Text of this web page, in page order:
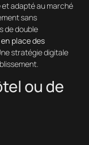
et adapté au marché
sans
de double
place des
stratégie digitale
ou de